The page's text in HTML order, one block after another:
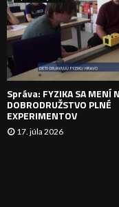
Správa: FYZIKA SA MENÍ
DOBRODRUŽSTVO PLNÉ
EXPERIMENTOV
17. júla 2026